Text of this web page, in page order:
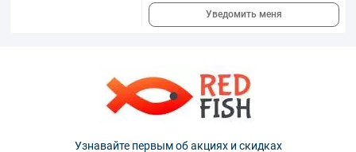
Уведомить меня
Узнавайте первым об акциях и скидках